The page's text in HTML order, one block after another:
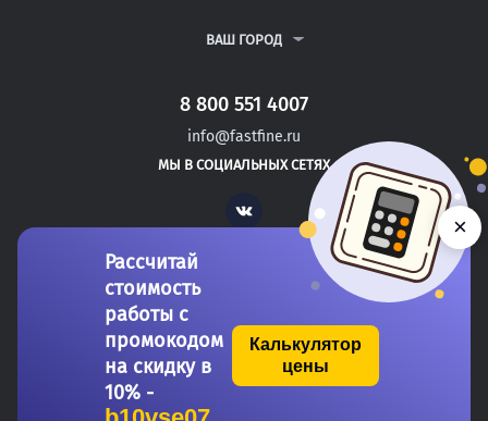
ПОЛИТИКА КОНФИДЕНЦИАЛЬНОСТИ
КОНТАКТЫ
ВАШ ГОРОД
САНКТ-ПЕТЕРБУРГ
ЖЕЛЕЗНОВОДСК
ПРАСКОВЕЯ
8 800 551 4007
info@fastfine.ru
МЫ В СОЦИАЛЬНЫХ СЕТЯХ
Vk
Copyright 2011-2026 FastFine.ru
Рассчитай
стоимость
работы с
промокодом
на скидку в
10% -
Калькулятор
цены
×